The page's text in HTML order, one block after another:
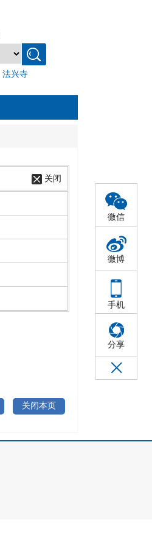
微信
微博
手机
分享
法兴寺
关闭
关闭本页